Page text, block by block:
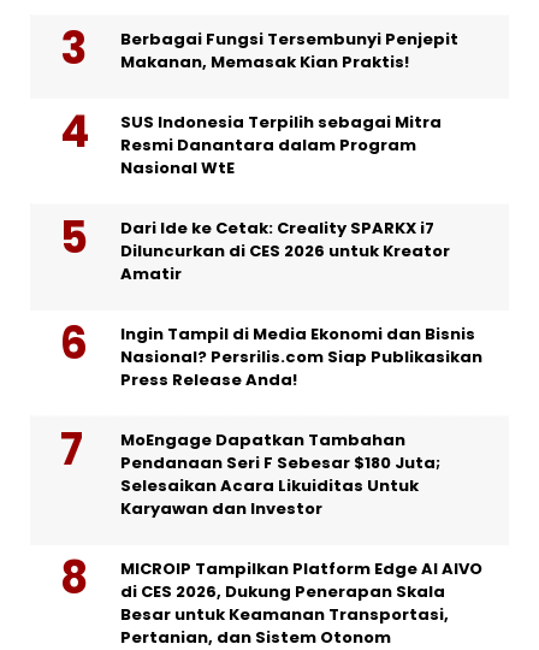
Berbagai Fungsi Tersembunyi Penjepit
Makanan, Memasak Kian Praktis!
SUS Indonesia Terpilih sebagai Mitra
Resmi Danantara dalam Program
Nasional WtE
Dari Ide ke Cetak: Creality SPARKX i7
Diluncurkan di CES 2026 untuk Kreator
Amatir
Ingin Tampil di Media Ekonomi dan Bisnis
Nasional? Persrilis.com Siap Publikasikan
Press Release Anda!
MoEngage Dapatkan Tambahan
Pendanaan Seri F Sebesar $180 Juta;
Selesaikan Acara Likuiditas Untuk
Karyawan dan Investor
MICROIP Tampilkan Platform Edge AI AIVO
di CES 2026, Dukung Penerapan Skala
Besar untuk Keamanan Transportasi,
Pertanian, dan Sistem Otonom